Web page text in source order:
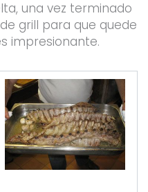
una vez terminado
grill para que quede
impresionante.